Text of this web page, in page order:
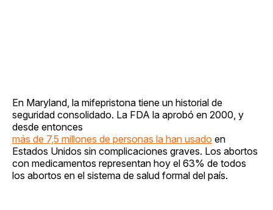
En Maryland, la mifepristona tiene un historial de
seguridad consolidado. La FDA la aprobó en 2000, y
desde entonces
más de 7,5 millones de personas la han usado en
Estados Unidos sin complicaciones graves. Los abortos
con medicamentos representan hoy el 63% de todos
los abortos en el sistema de salud formal del país.